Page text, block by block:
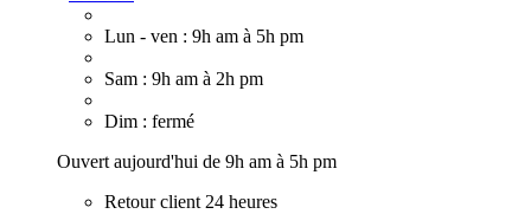
Lun - ven : 9h am à 5h pm
Sam : 9h am à 2h pm
Dim : fermé
Ouvert aujourd'hui de 9h am à 5h pm
Retour client 24 heures